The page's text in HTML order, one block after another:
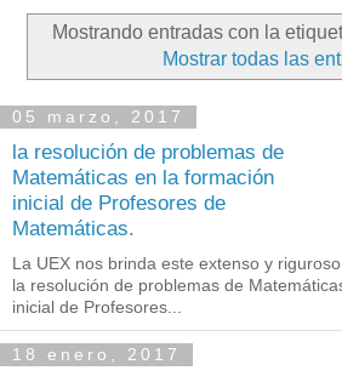
Mostrando entradas con la
Mostrar todas las
05 marzo, 2017
la resolución de problemas de
Matemáticas en la formación
inicial de Profesores de
Matemáticas.
La UEX nos brinda este extenso y
la resolución de problemas de
inicial de Profesores...
18 enero, 2017